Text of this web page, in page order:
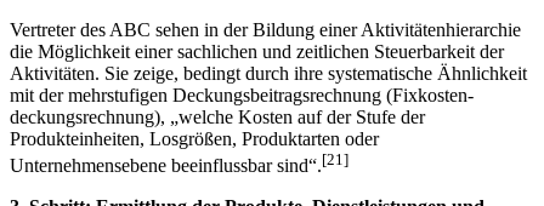
Vertreter des ABC sehen in der Bildung einer Aktivitätenhierarchie
die Möglichkeit einer sachlichen und zeitlichen Steuerbarkeit der
Aktivitäten. Sie zeige, bedingt durch ihre systematische Ähnlichkeit
mit der mehrstufigen Deckungsbeitragsrechnung (Fixkosten­
deckungsrechnung), „welche Kosten auf der Stufe der
Produkteinheiten, Losgrößen, Produktarten oder
Unternehmensebene beeinflussbar sind“.[21]